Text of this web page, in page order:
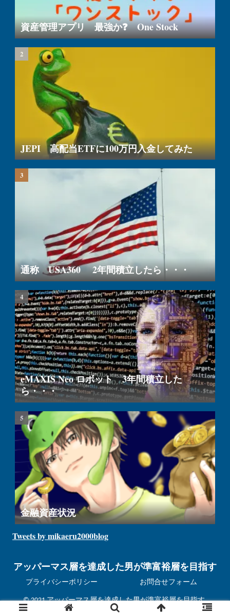
資産管理アプリ 最強か❓ One Stock
JEPI 高配当ETFに100万円入金してみた
通称 USA360 2年間積立したら・・・
eMAXIS Neo ロボット 3年間積立した
ら・・・
金融資産状況
Tweets by mikaeru2000blog
アッパーマス層を達成した男が準富裕層を目指す
プライバシーポリシー お問合せフォーム
© 2021 アッパーマス層を達成した男が準富裕層を目指す.